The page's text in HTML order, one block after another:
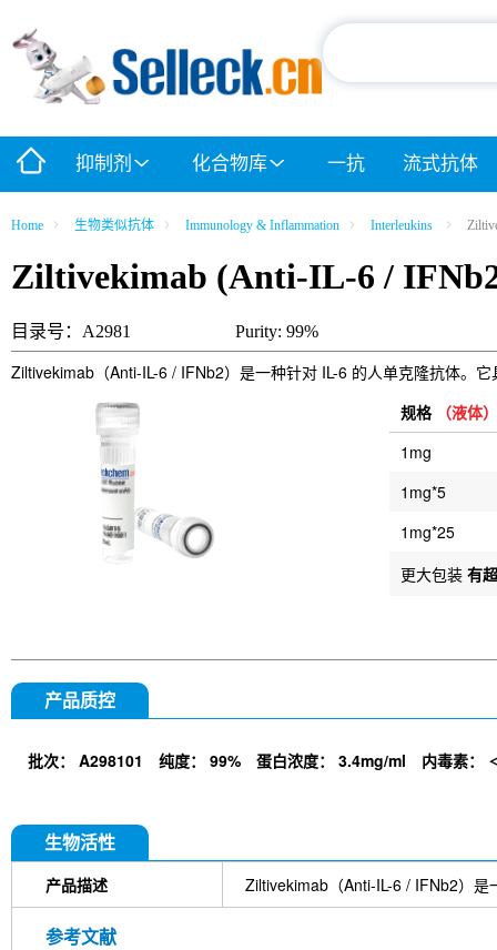
抑制剂 化合物库 一抗 流式抗体
Home 生物类似抗体 Immunology & Inflammation Interleukins
Ziltivekimab (Anti-IL-6 /
目录号：A2981 Purity: 99%
Ziltivekimab（Anti-IL-6 / IFNb2）是一种针对 IL-6 的人单克隆抗体。
规格 （液体）
1mg
1mg*5
1mg*25
更大包装 有
产品质控
批次： A298101 纯度： 99% 蛋白浓度： 3.4mg/ml 内毒素：
生物活性
产品描述 Ziltivekimab（Anti-IL-6 / IFNb2）
参考文献